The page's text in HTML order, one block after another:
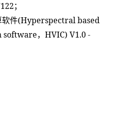
；
软件(Hyperspectral based
software， HVIC) V1.0 -